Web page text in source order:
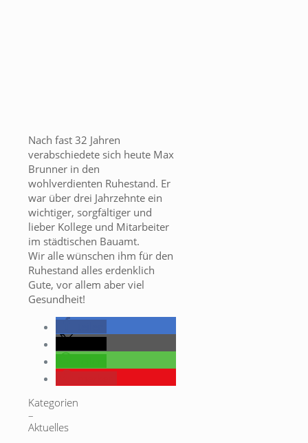
Nach fast 32 Jahren
verabschiedete sich heute Max
Brunner in den
wohlverdienten Ruhestand. Er
war über drei Jahrzehnte ein
wichtiger, sorgfältiger und
lieber Kollege und Mitarbeiter
im städtischen Bauamt.
Wir alle wünschen ihm für den
Ruhestand alles erdenklich
Gute, vor allem aber viel
Gesundheit!
Kategorien
–
Aktuelles